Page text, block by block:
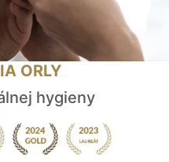
ORLY
hygieny